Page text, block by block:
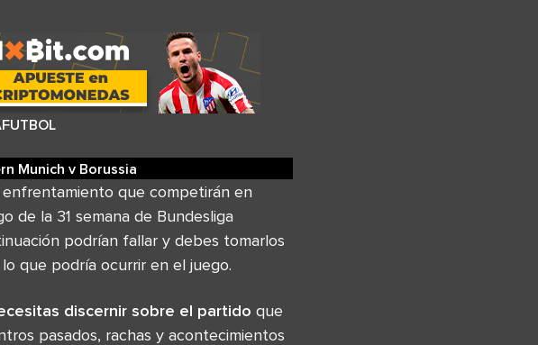
Munich v Borussia
enfrentamiento que competirán en
de la 31 semana de Bundesliga
podrían fallar y debes tomarlos
que podría ocurrir en el juego.
discernir sobre el partido que
pasados, rachas y acontecimientos